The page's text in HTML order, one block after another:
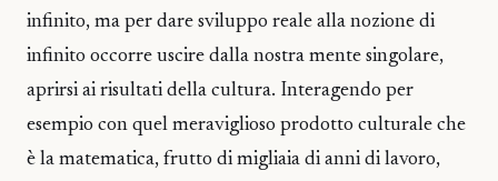
infinito, ma per dare sviluppo reale alla nozione di
infinito occorre uscire dalla nostra mente singolare,
aprirsi ai risultati della cultura. Interagendo per
esempio con quel meraviglioso prodotto culturale che
è la matematica, frutto di migliaia di anni di lavoro,